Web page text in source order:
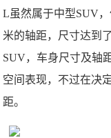
L虽然属于中型SUV
米的轴距，尺寸达到
SUV，车身尺寸及轴
空间表现，不过在决
距。